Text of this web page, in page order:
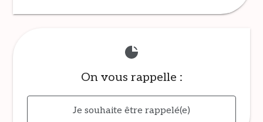
On vous rappelle :
Je souhaite être rappelé(e)